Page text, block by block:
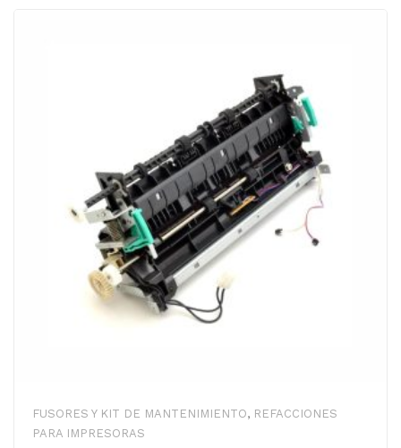
FUSORES Y KIT DE MANTENIMIENTO, REFACCIONES
PARA IMPRESORAS